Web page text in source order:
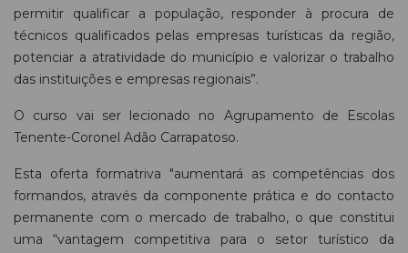
permitir qualificar a população, responder à procura de
técnicos qualificados pelas empresas turísticas da região,
potenciar a atratividade do município e valorizar o trabalho
das instituições e empresas regionais”.
O curso vai ser lecionado no Agrupamento de Escolas
Tenente-Coronel Adão Carrapatoso.
Esta oferta formatriva "aumentará as competências dos
formandos, através da componente prática e do contacto
permanente com o mercado de trabalho, o que constitui
uma “vantagem competitiva para o setor turístico da